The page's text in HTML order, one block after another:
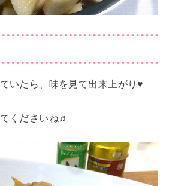
いたら、味を見て出来上がり♥
くださいね♬